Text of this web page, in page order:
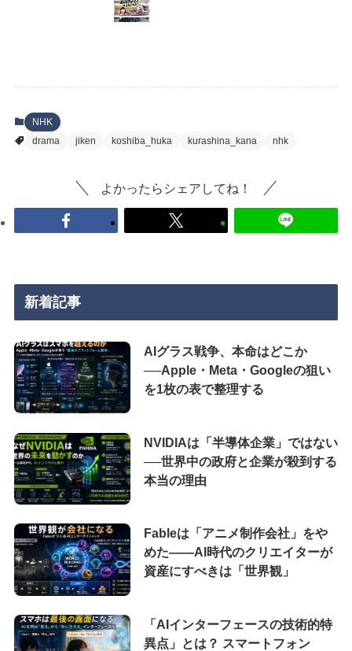
NHK
drama
jiken koshiba_huka kurashina_kana nhk
よかったらシェアしてね！
新着記事
AIグラス戦争、本命はどこか
──Apple・Meta・Googleの狙い
を1枚の表で整理する
NVIDIAは「半導体企業」ではない
──世界中の政府と企業が殺到する
本当の理由
Fableは「アニメ制作会社」をや
めた――AI時代のクリエイターが
資産にすべきは「世界観」
「AIインターフェースの技術的特
異点」とは？ スマートフォン